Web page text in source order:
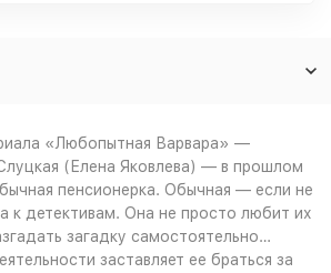
«Любопытная Варвара» —
(Елена Яковлева) — в прошлом
пенсионерка. Обычная — если не
к детективам. Она не просто любит их
загадку самостоятельно…
заставляет ее браться за